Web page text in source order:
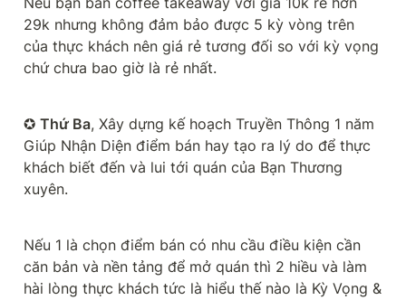
29k nhưng không đảm bảo được 5 kỳ vòng trên
của thực khách nên giá rẻ tương đối so với kỳ vọng
chứ chưa bao giờ là rẻ nhất.
✪ Thứ Ba, Xây dựng kế hoạch Truyền Thông 1 năm
Giúp Nhận Diện điểm bán hay tạo ra lý do để thực
khách biết đến và lui tới quán của Bạn Thương
xuyên.
Nếu 1 là chọn điểm bán có nhu cầu điều kiện cần
căn bản và nền tảng để mở quán thì 2 hiều và làm
hài lòng thực khách tức là hiểu thế nào là Kỳ Vọng &